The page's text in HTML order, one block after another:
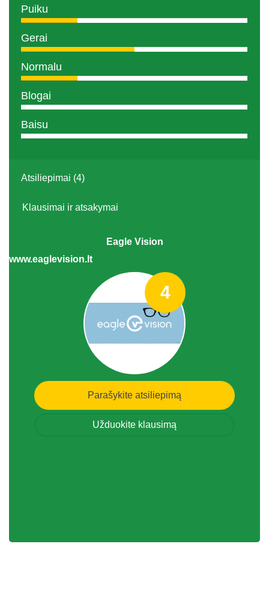
Puiku
Gerai
Normalu
Blogai
Baisu
Atsiliepimai (4)
Klausimai ir atsakymai
Eagle Vision
www.eaglevision.lt
4
Parašykite atsiliepimą
Užduokite klausimą